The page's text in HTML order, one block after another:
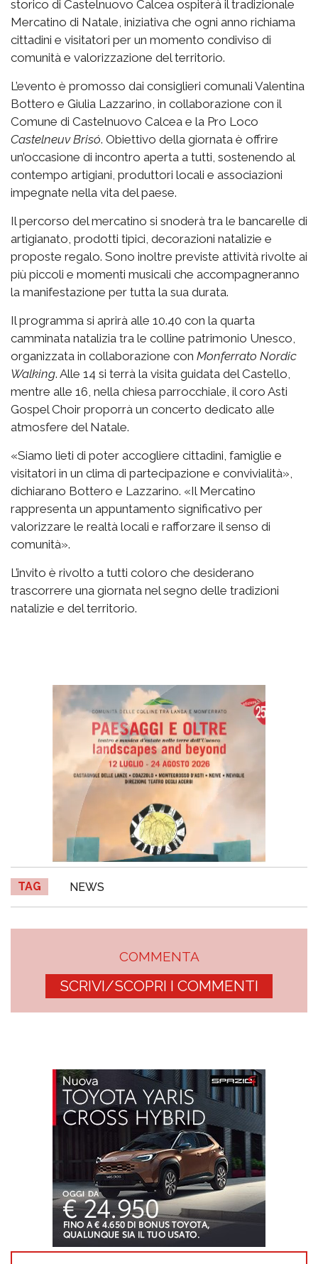
storico di Castelnuovo Calcea ospiterà il tradizionale
Mercatino di Natale, iniziativa che ogni anno richiama
cittadini e visitatori per un momento condiviso di
comunità e valorizzazione del territorio.
L’evento è promosso dai consiglieri comunali Valentina
Bottero e Giulia Lazzarino, in collaborazione con il
Comune di Castelnuovo Calcea e la Pro Loco
Castelneuv Brisó. Obiettivo della giornata è offrire
un’occasione di incontro aperta a tutti, sostenendo al
contempo artigiani, produttori locali e associazioni
impegnate nella vita del paese.
Il percorso del mercatino si snoderà tra le bancarelle di
artigianato, prodotti tipici, decorazioni natalizie e
proposte regalo. Sono inoltre previste attività rivolte ai
più piccoli e momenti musicali che accompagneranno
la manifestazione per tutta la sua durata.
Il programma si aprirà alle 10.40 con la quarta
camminata natalizia tra le colline patrimonio Unesco,
organizzata in collaborazione con Monferrato Nordic
Walking. Alle 14 si terrà la visita guidata del Castello,
mentre alle 16, nella chiesa parrocchiale, il coro Asti
Gospel Choir proporrà un concerto dedicato alle
atmosfere del Natale.
«Siamo lieti di poter accogliere cittadini, famiglie e
visitatori in un clima di partecipazione e convivialità»,
dichiarano Bottero e Lazzarino. «Il Mercatino
rappresenta un appuntamento significativo per
valorizzare le realtà locali e rafforzare il senso di
comunità».
L’invito è rivolto a tutti coloro che desiderano
trascorrere una giornata nel segno delle tradizioni
natalizie e del territorio.
TAG NEWS
COMMENTA
SCRIVI/SCOPRI I COMMENTI